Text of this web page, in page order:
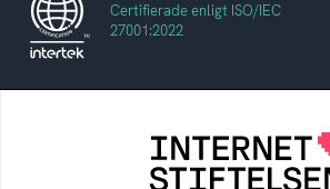
Certifierade enligt ISO/IEC
27001:2022
Internetstiftelsen verkar för ett
bidrar positivt till människan